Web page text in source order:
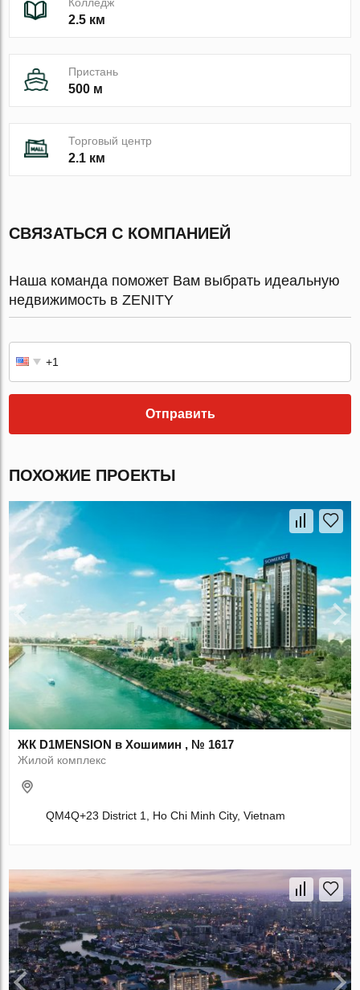
2.5 км
Пристань
500 м
Торговый центр
2.1 км
СВЯЗАТЬСЯ С КОМПАНИЕЙ
Наша команда поможет Вам выбрать идеальную
недвижимость в ZENITY
Отправить
ПОХОЖИЕ ПРОЕКТЫ
ЖК D1MENSION в Хошимин , № 1617
Жилой комплекс
QM4Q+23 District 1, Ho Chi Minh City, Vietnam